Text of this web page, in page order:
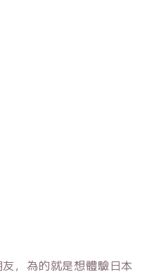
，為的就是想體驗日本